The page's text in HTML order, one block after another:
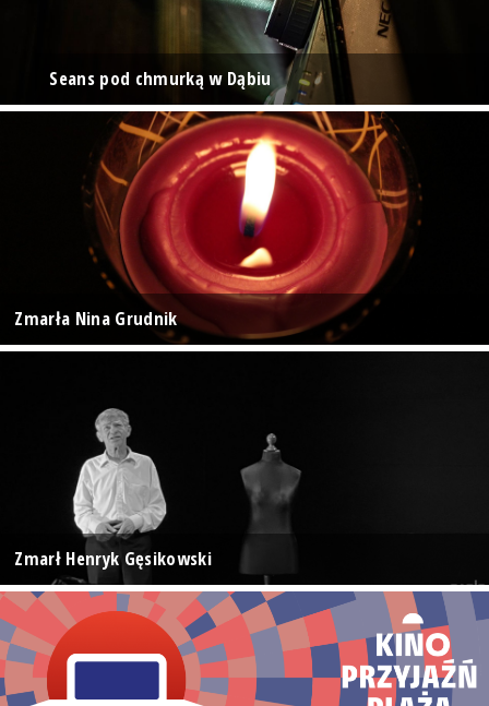
Seans pod chmurką w Dąbiu
Zmarła Nina Grudnik
Zmarł Henryk Gęsikowski